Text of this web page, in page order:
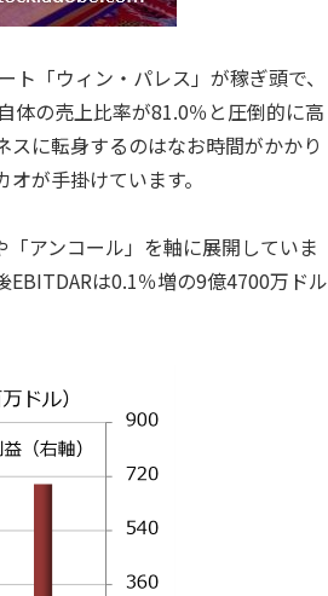
「ウィン・パレス」が稼ぎ頭で、
体の売上比率が81.0％と圧倒的に高
に転身するのはなお時間がかかり
が手掛けています。
アンコール」を軸に展開していま
は0.1％増の9億4700万ドル